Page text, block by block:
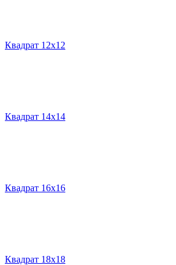
Квадрат 12х12
Квадрат 14х14
Квадрат 16х16
Квадрат 18х18